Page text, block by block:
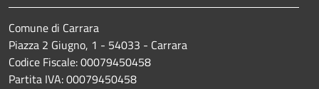
Comune di Carrara
Piazza 2 Giugno, 1 - 54033 - Carrara
Codice Fiscale: 00079450458
Partita IVA: 00079450458